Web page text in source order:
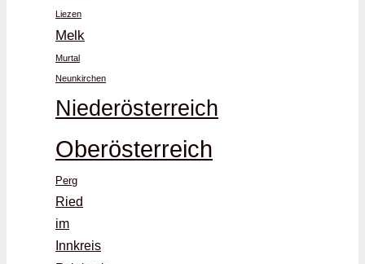
Liezen
Melk
Murtal
Neunkirchen
Niederösterreich
Oberösterreich
Perg
Ried
im
Innkreis